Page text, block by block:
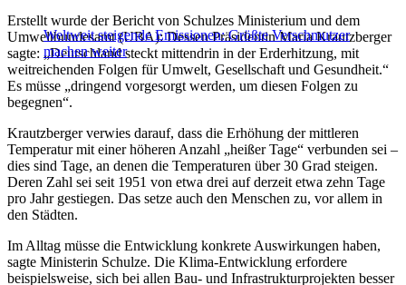
Weltweit steigende Emissionen: Größte Verschmutzer
machen weiter
Erstellt wurde der Bericht von Schulzes Ministerium und dem
Umweltbundesamt (UBA): Dessen Präsidentin Maria Krautzberger
sagte: „Deutschland steckt mittendrin in der Erderhitzung, mit
weitreichenden Folgen für Umwelt, Gesellschaft und Gesundheit.“
Es müsse „dringend vorgesorgt werden, um diesen Folgen zu
begegnen“.
Krautzberger verwies darauf, dass die Erhöhung der mittleren
Temperatur mit einer höheren Anzahl „heißer Tage“ verbunden sei –
dies sind Tage, an denen die Temperaturen über 30 Grad steigen.
Deren Zahl sei seit 1951 von etwa drei auf derzeit etwa zehn Tage
pro Jahr gestiegen. Das setze auch den Menschen zu, vor allem in
den Städten.
Im Alltag müsse die Entwicklung konkrete Auswirkungen haben,
sagte Ministerin Schulze. Die Klima-Entwicklung erfordere
beispielsweise, sich bei allen Bau- und Infrastrukturprojekten besser